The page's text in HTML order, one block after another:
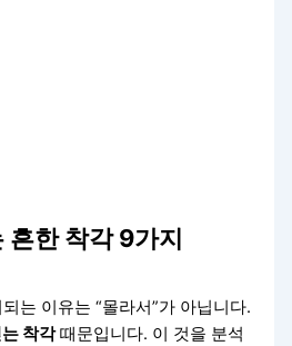
흔한 착각 9가지
는 이유는 “몰라서”가 아닙니다.
착각때문입니다. 이 것을 분석